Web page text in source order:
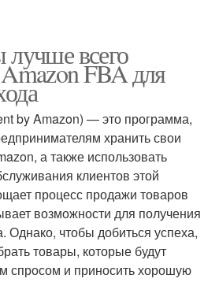
лучше всего
FBA для
by Amazon) — это программа,
хранить свои
а также использовать
клиентов этой
процесс продажи товаров
возможности для получения
Однако, чтобы добиться успеха,
товары, которые будут
спросом и приносить хорошую